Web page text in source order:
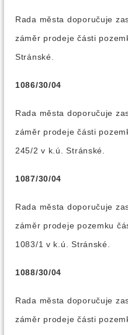
Rada města doporučuje
záměr prodeje části
Stránské.
1086/30/04
Rada města doporučuje
záměr prodeje části
245/2 v k.ú. Stránské.
1087/30/04
Rada města doporučuje
záměr prodeje pozemku
1083/1 v k.ú. Stránské.
1088/30/04
Rada města doporučuje
záměr prodeje části